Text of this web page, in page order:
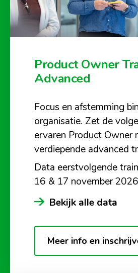
Product Owner
Advanced
Focus en afstemming
organisatie. Zet de
ervaren Product Owner
verdiepende advanced
Data eerstvolgende
16 & 17 november 2026
Bekijk alle data
Meer info en